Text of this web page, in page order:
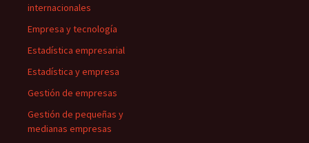
internacionales
Empresa y tecnología
Estadística empresarial
Estadística y empresa
Gestión de empresas
Gestión de pequeñas y
medianas empresas